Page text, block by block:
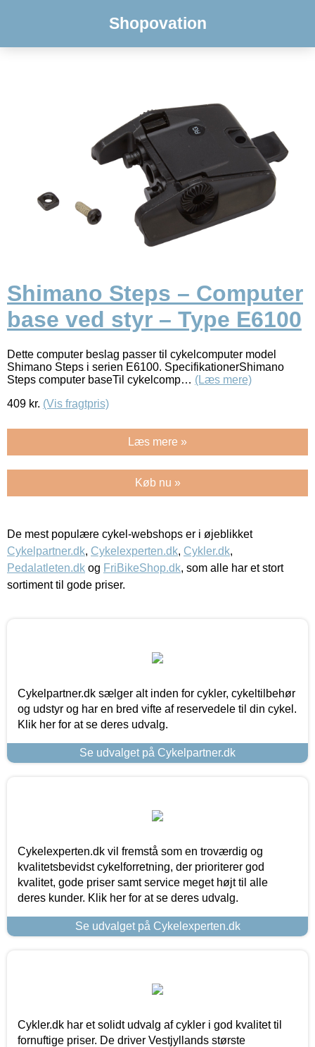
Shopovation
Shimano Steps – Computer
base ved styr – Type E6100
Dette computer beslag passer til cykelcomputer model
Shimano Steps i serien E6100. SpecifikationerShimano
Steps computer baseTil cykelcomp… (Læs mere)
409 kr. (Vis fragtpris)
Læs mere »
Køb nu »
De mest populære cykel-webshops er i øjeblikket
Cykelpartner.dk, Cykelexperten.dk, Cykler.dk,
Pedalatleten.dk og FriBikeShop.dk, som alle har et stort
sortiment til gode priser.
Cykelpartner.dk sælger alt inden for cykler, cykeltilbehør
og udstyr og har en bred vifte af reservedele til din cykel.
Klik her for at se deres udvalg.
Se udvalget på Cykelpartner.dk
Cykelexperten.dk vil fremstå som en troværdig og
kvalitetsbevidst cykelforretning, der prioriterer god
kvalitet, gode priser samt service meget højt til alle
deres kunder. Klik her for at se deres udvalg.
Se udvalget på Cykelexperten.dk
Cykler.dk har et solidt udvalg af cykler i god kvalitet til
fornuftige priser. De driver Vestjyllands største